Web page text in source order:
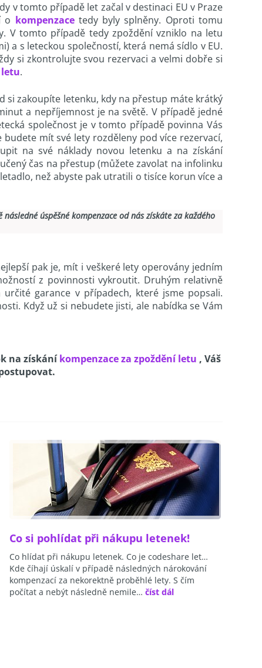
v tomto případě let začal v destinaci EU v Praze
o kompenzacetedy byly splněny. Oproti tomu
V tomto případě tedy zpoždění vzniklo na letu
a s leteckou společností, která nemá sídlo v EU.
si zkontrolujte svou rezervaci a velmi dobře si
letu.
si zakoupíte letenku, kdy na přestup máte krátký
a nepříjemnost je na světě. V případě jedné
společnost je v tomto případě povinna Vás
mít své lety rozděleny pod více rezervací,
na své náklady novou letenku a na získání
čas na přestup (můžete zavolat na infolinku
než abyste pak utratili o tisíce korun více a
úspěšné kompenzace od nás získáte za každého
pak je, mít i veškeré lety operovány jedním
z povinnosti vykroutit. Druhým relativně
garance v případech, které jsme popsali.
Když už si nebudete jisti, ale nabídka se Vám
na získáníkompenzace za zpoždění letu , Váš
Co si pohlídat při nákupu letenek!
Co hlídat při nákupu letenek. Co je codeshare let…
Kde číhají úskalí v případě následných nárokování
kompenzací za nekorektně proběhlé lety. S čím
počítat a nebýt následně nemile… číst dál